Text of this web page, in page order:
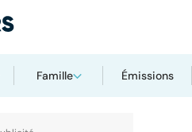
Famille Émissions